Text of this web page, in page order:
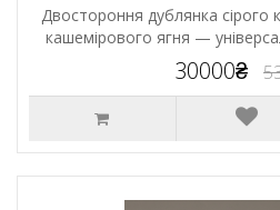
Двостороння дублянка сірого
кашемірового ягня —
30000₴